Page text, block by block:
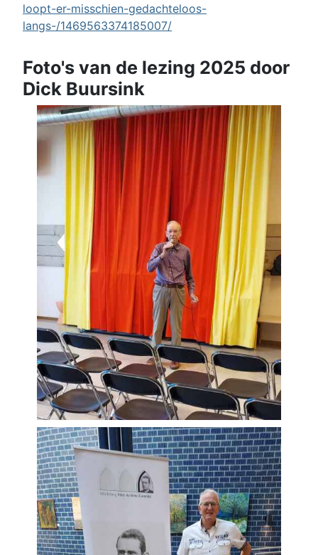
loopt-er-misschien-gedachteloos-
langs-/1469563374185007/
Foto's van de lezing 2025 door
Dick Buursink